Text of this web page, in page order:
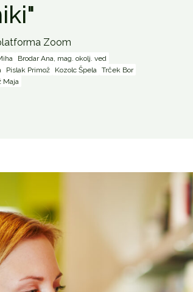
Zoom
Brodar Ana, mag. okolj. ved
Pislak Primož Kozolc Špela
Trček Bor
Maja